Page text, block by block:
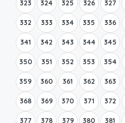
323 324 325 326 327
332 333 334 335 336
341 342 343 344 345
350 351 352 353 354
359 360 361 362 363
368 369 370 371 372
377 378 379 380 381